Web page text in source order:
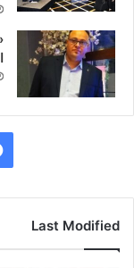
Last Modified